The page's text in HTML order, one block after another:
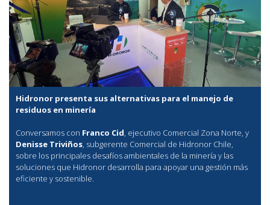
Hidronor presenta sus alternativas para el manejo de
residuos en minería
Conversamos con Franco Cid, ejecutivo Comercial Zona Norte, y
Denisse Triviños, subgerente Comercial de Hidronor Chile,
sobre los principales desafíos ambientales de la minería y las
soluciones que Hidronor desarrolla para apoyar una gestión más
eficiente y sostenible.